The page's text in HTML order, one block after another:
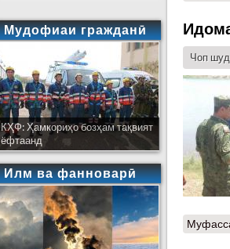
Чоп
Мудофиаи гражданӣ
КҲФ: Ҳамкориҳо бозҳам тақвият
ёфтаанд
Илм ва фанноварӣ